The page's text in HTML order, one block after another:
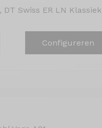
Swiss ER LN Klassiek
Configureren